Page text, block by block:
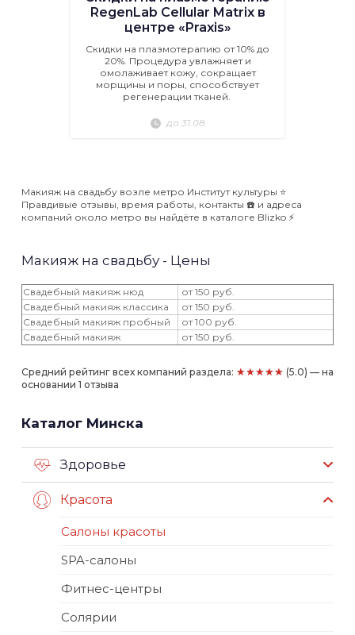
RegenLab Cellular Matrix в
центре «Praxis»
Скидки на плазмотерапию от 10% до
20%. Процедура увлажняет и
омолаживает кожу, сокращает
морщины и поры, способствует
регенерации тканей.
до 31.08
Макияж на свадьбу возле метро Институт культуры ⭐️
Правдивые отзывы, время работы, контакты ☎️ и адреса
компаний около метро вы найдёте в каталоге Blizko ⚡️
Макияж на свадьбу - Цены
Свадебный макияж нюд
от 150 руб.
Свадебный макияж классика
от 150 руб.
Свадебный макияж пробный
от 100 руб.
Свадебный макияж
от 150 руб.
Средний рейтинг всех компаний раздела: ★★★★★ (5.0) — на
основании 1 отзыва
Каталог Минска
Здоровье
Красота
Салоны красоты
SPA-салоны
Фитнес-центры
Солярии